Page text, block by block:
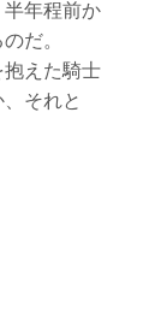
年程前か
だ。
えた騎士
それと